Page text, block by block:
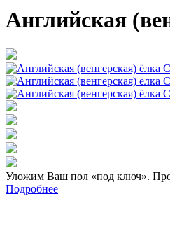
Английская
Уложим Ваш пол «под ключ».
Подробнее